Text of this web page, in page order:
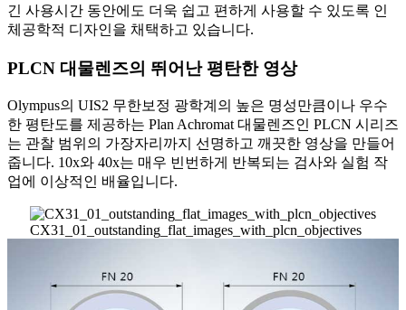
긴 사용시간 동안에도 더욱 쉽고 편하게 사용할 수 있도록 인
체공학적 디자인을 채택하고 있습니다.
PLCN 대물렌즈의 뛰어난 평탄한 영상
Olympus의 UIS2 무한보정 광학계의 높은 명성만큼이나 우수
한 평탄도를 제공하는 Plan Achromat 대물렌즈인 PLCN 시리즈
는 관찰 범위의 가장자리까지 선명하고 깨끗한 영상을 만들어
줍니다. 10x와 40x는 매우 빈번하게 반복되는 검사와 실험 작
업에 이상적인 배율입니다.
CX31_01_outstanding_flat_images_with_plcn_objectives